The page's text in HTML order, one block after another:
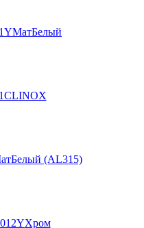
МатБелый
INOX
(AL315)
Хром